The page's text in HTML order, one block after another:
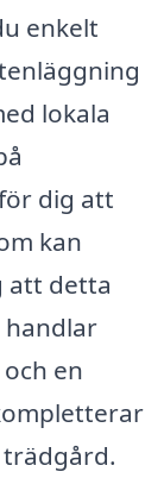
enkelt
lokala
dig att
kan
att detta
handlar
en